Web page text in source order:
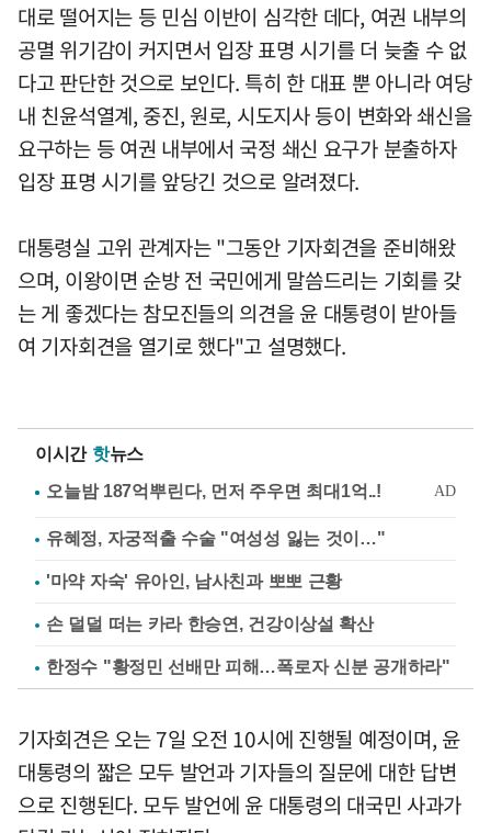
대로 떨어지는 등 민심 이반이 심각한 데다, 여권 내부의
공멸 위기감이 커지면서 입장 표명 시기를 더 늦출 수 없
다고 판단한 것으로 보인다. 특히 한 대표 뿐 아니라 여당
내 친윤석열계, 중진, 원로, 시도지사 등이 변화와 쇄신을
요구하는 등 여권 내부에서 국정 쇄신 요구가 분출하자
입장 표명 시기를 앞당긴 것으로 알려졌다.
대통령실 고위 관계자는 "그동안 기자회견을 준비해왔
으며, 이왕이면 순방 전 국민에게 말씀드리는 기회를 갖
는 게 좋겠다는 참모진들의 의견을 윤 대통령이 받아들
여 기자회견을 열기로 했다"고 설명했다.
이시간 핫뉴스
유혜정, 자궁적출 수술 "여성성 잃는 것이…"
'마약 자숙' 유아인, 남사친과 뽀뽀 근황
손 덜덜 떠는 카라 한승연, 건강이상설 확산
한정수 "황정민 선배만 피해…폭로자 신분 공개하라"
기자회견은 오는 7일 오전 10시에 진행될 예정이며, 윤
대통령의 짧은 모두 발언과 기자들의 질문에 대한 답변
으로 진행된다. 모두 발언에 윤 대통령의 대국민 사과가